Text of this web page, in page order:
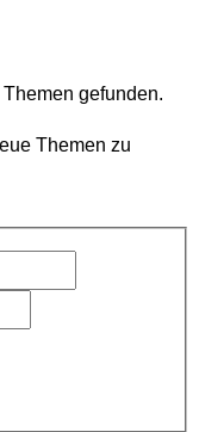
gefunden.
Themen zu